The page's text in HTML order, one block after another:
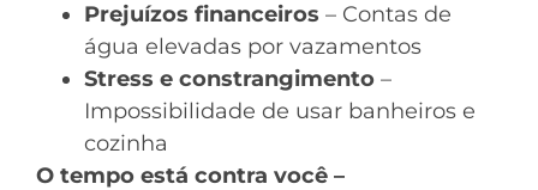
Prejuízos financeiros – Contas de
água elevadas por vazamentos
Stress e constrangimento –
Impossibilidade de usar banheiros e
cozinha
O tempo está contra você –